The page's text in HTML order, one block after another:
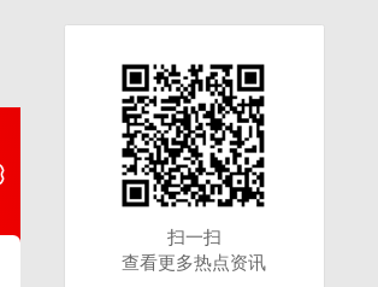
扫一扫
查看更多热点资讯
扫一扫
查看更多热点资讯